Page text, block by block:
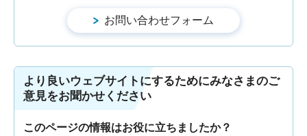
より良いウェブサイトにするためにみなさまのご
意見をお聞かせください
このページの情報はお役に立ちましたか？